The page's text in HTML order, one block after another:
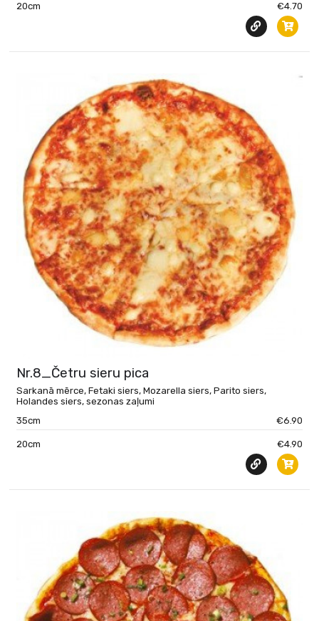
20cm €4.70
Nr.8_Četru sieru pica
Sarkanā mērce, Fetaki siers, Mozarella siers, Parito siers,
Holandes siers, sezonas zaļumi
35cm
€6.90
20cm €4.90